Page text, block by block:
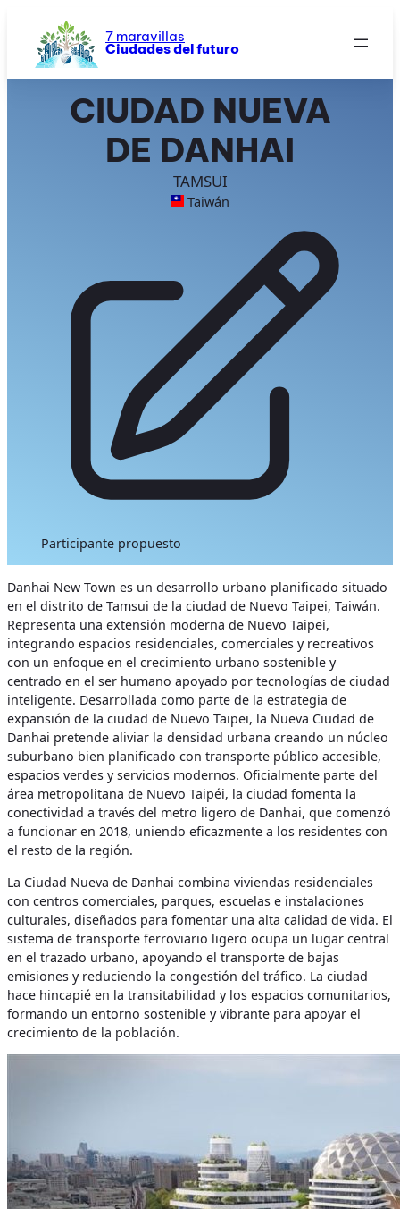
contenido
7 maravillas
Ciudades del futuro
CIUDAD NUEVA
DE DANHAI
TAMSUI
Taiwán
Participante propuesto
Danhai New Town es un desarrollo urbano planificado situado
en el distrito de Tamsui de la ciudad de Nuevo Taipei, Taiwán.
Representa una extensión moderna de Nuevo Taipei,
integrando espacios residenciales, comerciales y recreativos
con un enfoque en el crecimiento urbano sostenible y
centrado en el ser humano apoyado por tecnologías de ciudad
inteligente. Desarrollada como parte de la estrategia de
expansión de la ciudad de Nuevo Taipei, la Nueva Ciudad de
Danhai pretende aliviar la densidad urbana creando un núcleo
suburbano bien planificado con transporte público accesible,
espacios verdes y servicios modernos. Oficialmente parte del
área metropolitana de Nuevo Taipéi, la ciudad fomenta la
conectividad a través del metro ligero de Danhai, que comenzó
a funcionar en 2018, uniendo eficazmente a los residentes con
el resto de la región.
La Ciudad Nueva de Danhai combina viviendas residenciales
con centros comerciales, parques, escuelas e instalaciones
culturales, diseñados para fomentar una alta calidad de vida. El
sistema de transporte ferroviario ligero ocupa un lugar central
en el trazado urbano, apoyando el transporte de bajas
emisiones y reduciendo la congestión del tráfico. La ciudad
hace hincapié en la transitabilidad y los espacios comunitarios,
formando un entorno sostenible y vibrante para apoyar el
crecimiento de la población.